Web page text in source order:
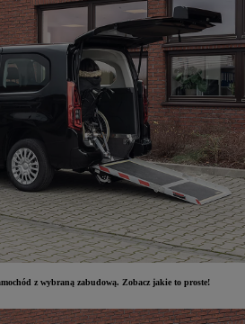
z wybraną zabudową. Zobacz jakie to proste!